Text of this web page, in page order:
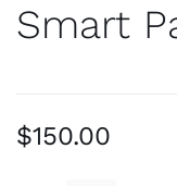
Smart
$150.00